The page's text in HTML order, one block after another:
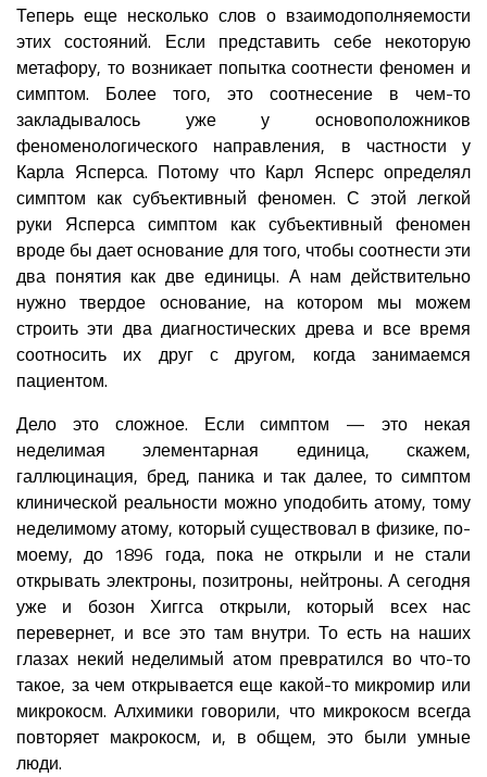
Теперь еще несколько слов о взаимодополняемости
этих состояний. Если представить себе некоторую
метафору, то возникает попытка соотнести феномен и
симптом. Более того, это соотнесение в чем-то
закладывалось уже у основоположников
феноменологического направления, в частности у
Карла Ясперса. Потому что Карл Ясперс определял
симптом как субъективный феномен. С этой легкой
руки Ясперса симптом как субъективный феномен
вроде бы дает основание для того, чтобы соотнести эти
два понятия как две единицы. А нам действительно
нужно твердое основание, на котором мы можем
строить эти два диагностических древа и все время
соотносить их друг с другом, когда занимаемся
пациентом.
Дело это сложное. Если симптом — это некая
неделимая элементарная единица, скажем,
галлюцинация, бред, паника и так далее, то симптом
клинической реальности можно уподобить атому, тому
неделимому атому, который существовал в физике, по-
моему, до 1896 года, пока не открыли и не стали
открывать электроны, позитроны, нейтроны. А сегодня
уже и бозон Хиггса открыли, который всех нас
перевернет, и все это там внутри. То есть на наших
глазах некий неделимый атом превратился во что-то
такое, за чем открывается еще какой-то микромир или
микрокосм. Алхимики говорили, что микрокосм всегда
повторяет макрокосм, и, в общем, это были умные
люди.